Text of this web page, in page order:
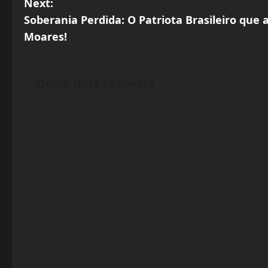
s
t
Next:
Soberania Perdida: O Patriota Brasileiro que
Moares!